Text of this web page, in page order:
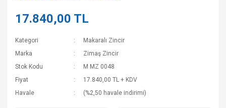
17.840,00 TL
Kategori
Makaralı Zincir
Marka
Zimaş Zincir
Stok Kodu
M MZ 0048
Fiyat
17.840,00 TL + KDV
Havale
(%2,50 havale indirimi)